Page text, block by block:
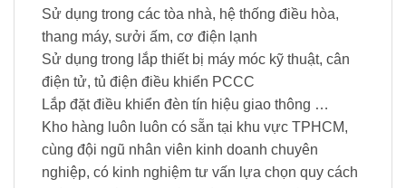
Sử dụng trong các tòa nhà, hệ thống điều hòa,
thang máy, sưởi ấm, cơ điện lạnh
Sử dụng trong lắp thiết bị máy móc kỹ thuật, cân
điện tử, tủ điện điều khiển PCCC
Lắp đặt điều khiển đèn tín hiệu giao thông …
Kho hàng luôn luôn có sẵn tại khu vực TPHCM,
cùng đội ngũ nhân viên kinh doanh chuyên
nghiệp, có kinh nghiệm tư vấn lựa chọn quy cách